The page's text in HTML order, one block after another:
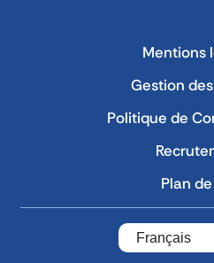
Mentions
Gestion
Politique de
Plan
Français